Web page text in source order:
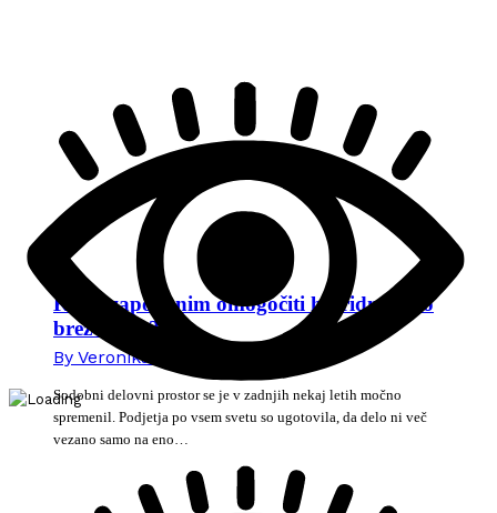
Kako zaposlenim omogočiti hibridno delo
brez stresa?
By Veronika Mikec
Sodobni delovni prostor se je v zadnjih nekaj letih močno
spremenil. Podjetja po vsem svetu so ugotovila, da delo ni več
vezano samo na eno…